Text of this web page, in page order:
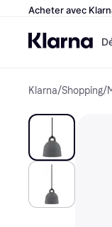
Acheter avec
Klarna/Shopping/